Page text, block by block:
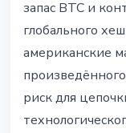
запас BTC и
глобального
американские
риск для